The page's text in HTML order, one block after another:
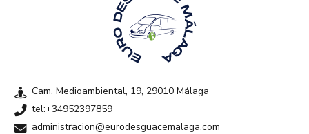
Cam. Medioambiental, 19, 29010 Málaga
tel:+34952397859
administracion@eurodesguacemalaga.com